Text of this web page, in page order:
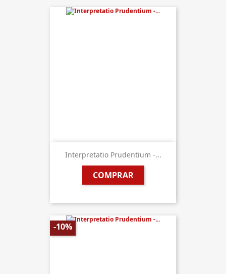
Interpretatio Prudentium -...
COMPRAR
-10%